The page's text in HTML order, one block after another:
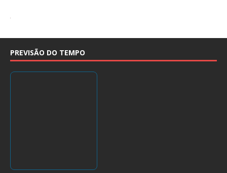
PREVISÃO DO TEMPO